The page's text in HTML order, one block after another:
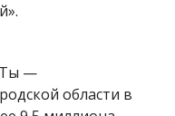
—
области в